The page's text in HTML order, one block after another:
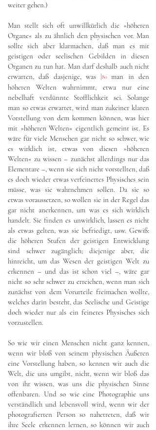
weiter gehen.)
Man stellt sich oft unwillkürlich die »höheren
Organe« als zu ähnlich den physischen vor. Man
sollte sich aber klarmachen, daß man es mit
geistigen oder seelischen Gebilden in diesen
Organen zu tun hat. Man darf deshalb auch nicht
erwarten, daß dasjenige, was |80
man in den
höheren Welten wahrnimmt, etwa nur eine
nebelhaft verdünnte Stofflichkeit sei. Solange
man so etwas erwartet, wird man zukeiner klaren
Vorstellung von dem kommen können, was hier
mit »höheren Welten« eigentlich gemeint ist. Es
wäre für viele Menschen gar nicht so schwer, wie
es wirklich ist, etwas von diesen »höheren
Welten« zu wissen – zunächst allerdings nur das
Elementare –, wenn sie sich nicht vorstellten, daß
es doch wieder etwas verfeinertes Physisches sein
müsse, was sie wahrnehmen sollen. Da sie so
etwas voraussetzen, so wollen sie in der Regel das
gar nicht anerkennen, um was es sich wirklich
handelt. Sie finden es unwirklich, lassen es nicht
als etwas gelten, was sie befriedigt, usw. Gewiß:
die höheren Stufen der geistigen Entwicklung
sind schwer zugänglich; diejenige aber, die
hinreicht, um das Wesen der geistigen Welt zu
erkennen – und das ist schon viel –, wäre gar
nicht so sehr schwer zu erreichen, wenn man sich
zunächst von dem Vorurteile freimachen wollte,
welches darin besteht, das Seelische und Geistige
doch wieder nur als ein feineres Physisches sich
vorzustellen.
So wie wir einen Menschen nicht ganz kennen,
wenn wir bloß von seinem physischen Äußeren
eine Vorstellung haben, so kennen wir auch die
Welt, die uns umgibt, nicht, wenn wir bloß das
von ihr wissen, was uns die physischen Sinne
offenbaren. Und so wie eine Photographie uns
verständlich und lebensvoll wird, wenn wir der
photografierten Person so nahetreten, daß wir
ihre Seele erkennen lernen, so können wir auch